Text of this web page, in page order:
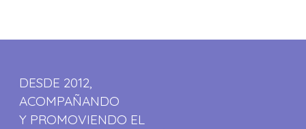
DESDE 2012,
ACOMPAÑANDO
Y PROMOVIENDO EL